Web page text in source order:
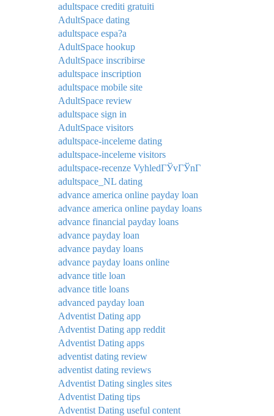
adultspace crediti gratuiti
AdultSpace dating
adultspace espa?a
AdultSpace hookup
AdultSpace inscribirse
adultspace inscription
adultspace mobile site
AdultSpace review
adultspace sign in
AdultSpace visitors
adultspace-inceleme dating
adultspace-inceleme visitors
adultspace-recenze VyhledГЎvГЎnГ­
adultspace_NL dating
advance america online payday loan
advance america online payday loans
advance financial payday loans
advance payday loan
advance payday loans
advance payday loans online
advance title loan
advance title loans
advanced payday loan
Adventist Dating app
Adventist Dating app reddit
Adventist Dating apps
adventist dating review
adventist dating reviews
Adventist Dating singles sites
Adventist Dating tips
Adventist Dating useful content